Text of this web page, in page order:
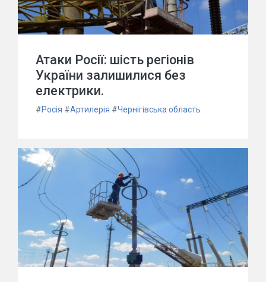
Атаки Росії: шість регіонів
України залишилися без
електрики.
#Росія #Артилерія #Чернігівська область